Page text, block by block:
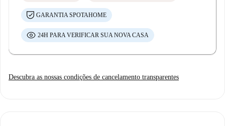
GARANTIA SPOTAHOME
24H PARA VERIFICAR SUA NOVA CASA
Descubra as nossas condições de cancelamento transparentes